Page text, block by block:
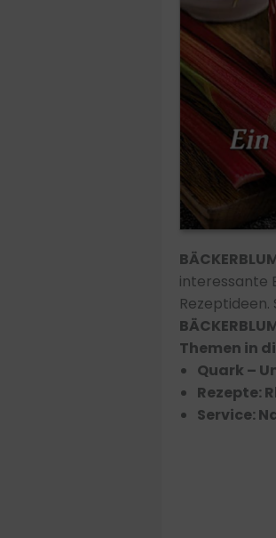
interessante
Rezeptideen.
Themen in
Quark –
Rezepte:
Service: